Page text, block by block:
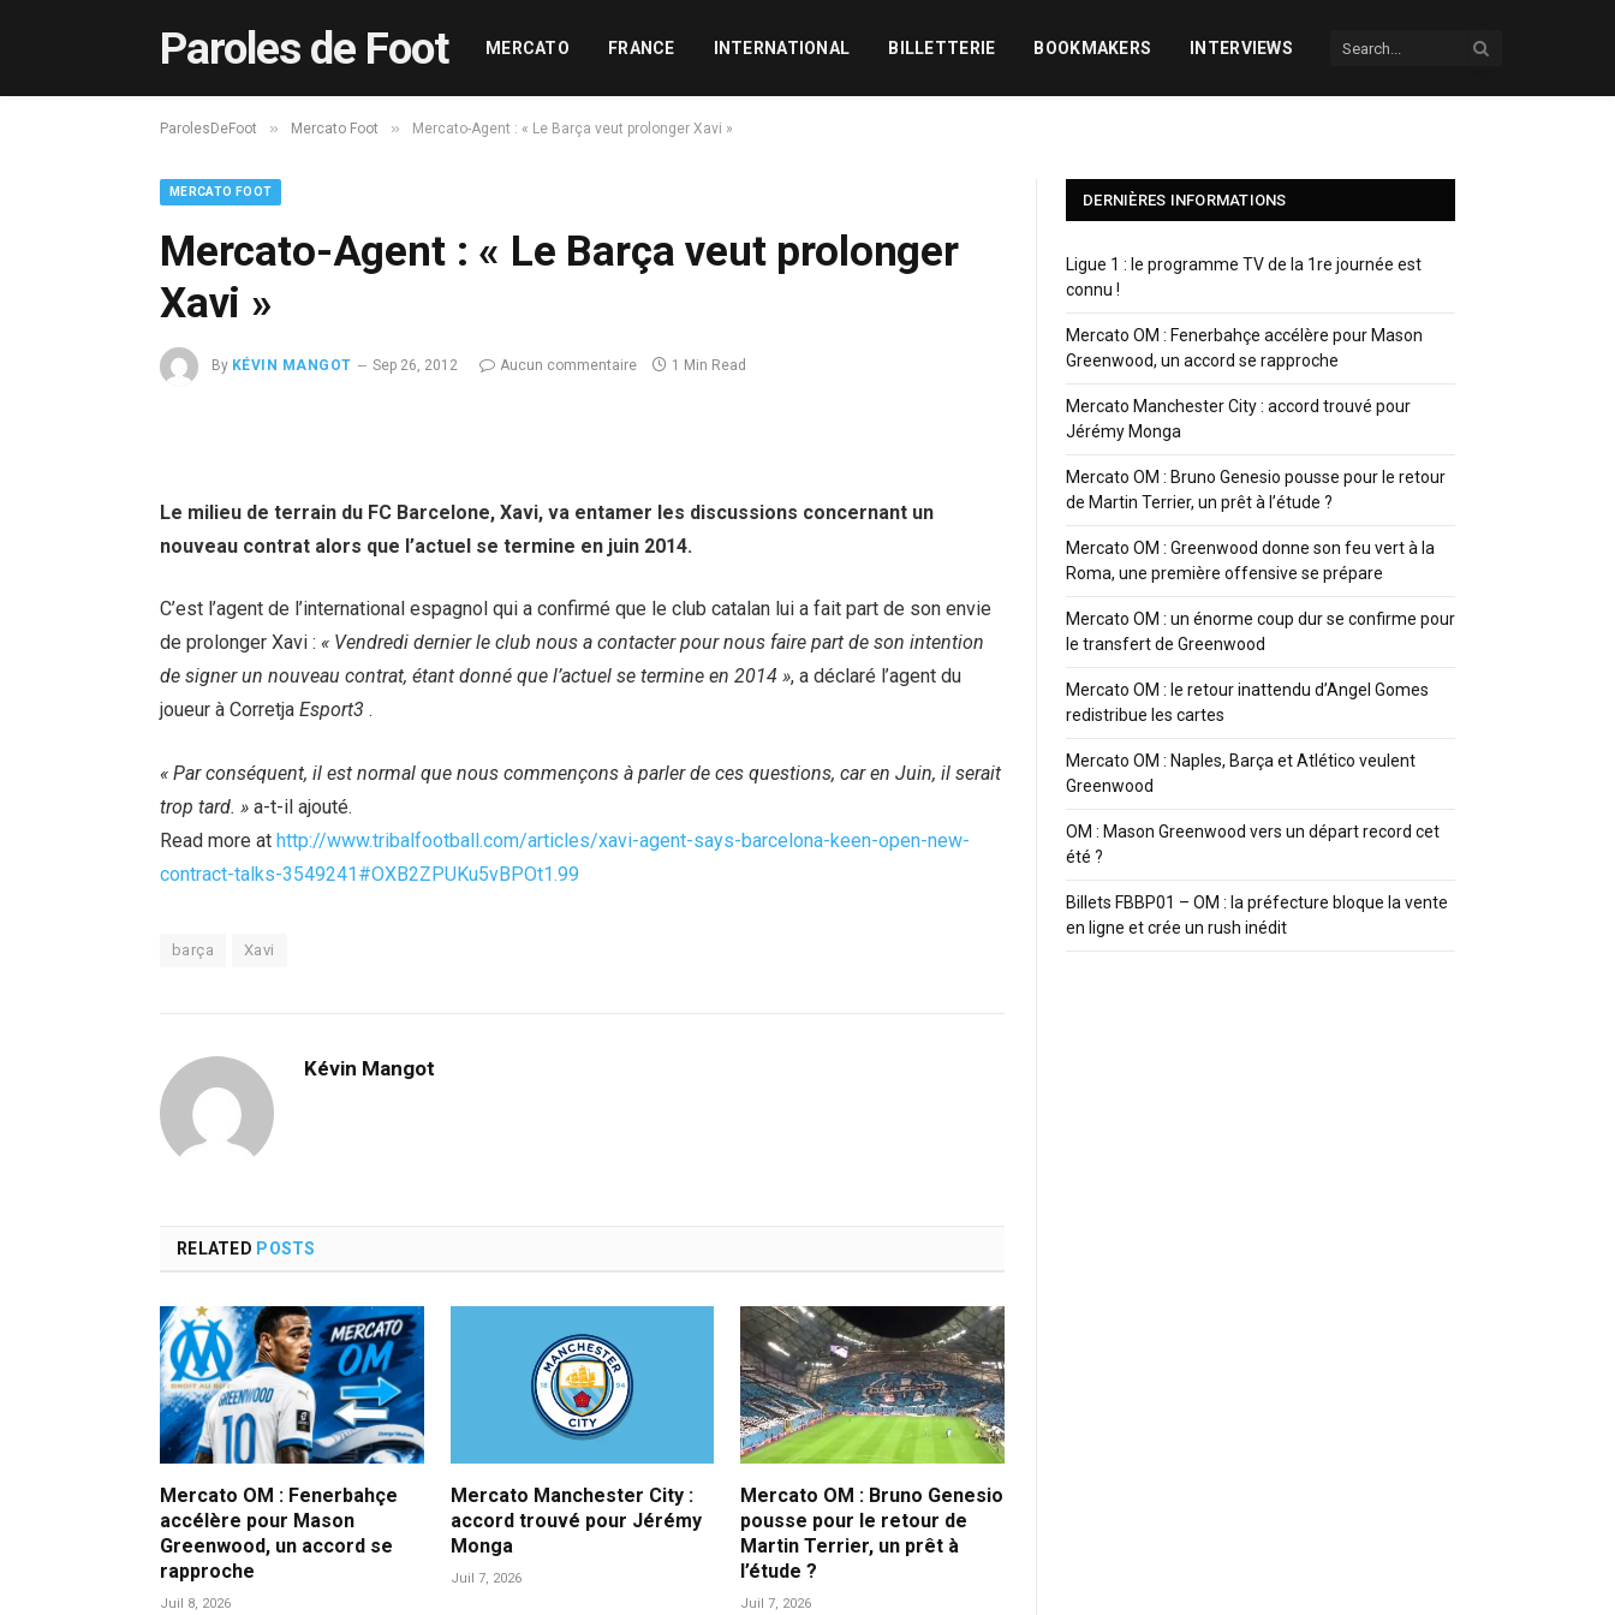
Paroles de Foot MERCATO FRANCE INTERNATIONAL BILLETTERIE BOOKMAKERS INTERVIEWS
ParolesDeFoot » Mercato Foot » Mercato-Agent : « Le Barça veut prolonger Xavi »
MERCATO FOOT
Mercato-Agent : « Le Barça veut prolonger
Xavi »
By KÉVIN MANGOT Sep 26, 2012 Aucun commentaire 1 Min Read
Le milieu de terrain du FC Barcelone, Xavi, va entamer les discussions concernant un
nouveau contrat alors que l’actuel se termine en juin 2014.
C’est l’agent de l’international espagnol qui a confirmé que le club catalan lui a fait part de son envie
de prolonger Xavi : « Vendredi dernier le club nous a contacter pour nous faire part de son intention
de signer un nouveau contrat, étant donné que l’actuel se termine en 2014 », a déclaré l’agent du
joueur à Corretja Esport3 .
« Par conséquent, il est normal que nous commençons à parler de ces questions, car en Juin, il serait
trop tard. » a-t-il ajouté.
Read more at http://www.tribalfootball.com/articles/xavi-agent-says-barcelona-keen-open-new-
contract-talks-3549241#OXB2ZPUKu5vBPOt1.99
barça Xavi
Kévin Mangot
RELATED POSTS
Mercato OM : Fenerbahçe
accélère pour Mason
Greenwood, un accord se
rapproche
Juil 8, 2026
Mercato Manchester City :
accord trouvé pour Jérémy
Monga
Juil 7, 2026
Mercato OM : Bruno Genesio
pousse pour le retour de
Martin Terrier, un prêt à
l’étude ?
Juil 7, 2026
DERNIÈRES INFORMATIONS
Ligue 1 : le programme TV de la 1re journée est
connu !
Mercato OM : Fenerbahçe accélère pour Mason
Greenwood, un accord se rapproche
Mercato Manchester City : accord trouvé pour
Jérémy Monga
Mercato OM : Bruno Genesio pousse pour le retour
de Martin Terrier, un prêt à l’étude ?
Mercato OM : Greenwood donne son feu vert à la
Roma, une première offensive se prépare
Mercato OM : un énorme coup dur se confirme pour
le transfert de Greenwood
Mercato OM : le retour inattendu d’Angel Gomes
redistribue les cartes
Mercato OM : Naples, Barça et Atlético veulent
Greenwood
OM : Mason Greenwood vers un départ record cet
été ?
Billets FBBP01 – OM : la préfecture bloque la vente
en ligne et crée un rush inédit